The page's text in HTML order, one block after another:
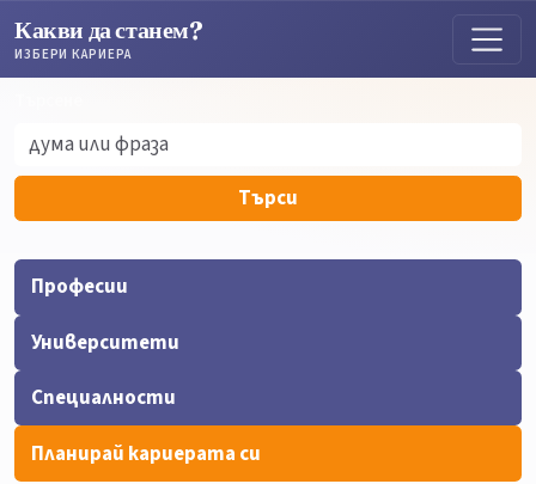
Какви да станем?
ИЗБЕРИ КАРИЕРА
Търси
Професии
Университети
Специалности
Планирай кариерата си